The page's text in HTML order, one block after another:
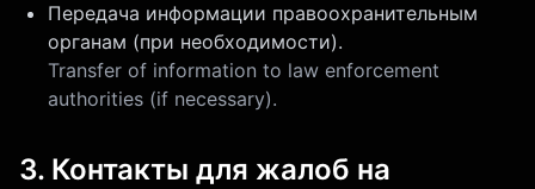
Передача информации правоохранительным
органам (при необходимости).
Transfer of information to law enforcement
authorities (if necessary).
3. Контакты для жалоб на